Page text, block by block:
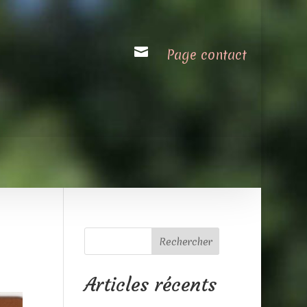
 Page contact
Rechercher
Articles récents